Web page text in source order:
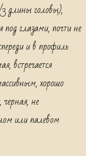
длины головы),
глазами, почти не
и в профиль
встречается
хорошо
не
или палевом